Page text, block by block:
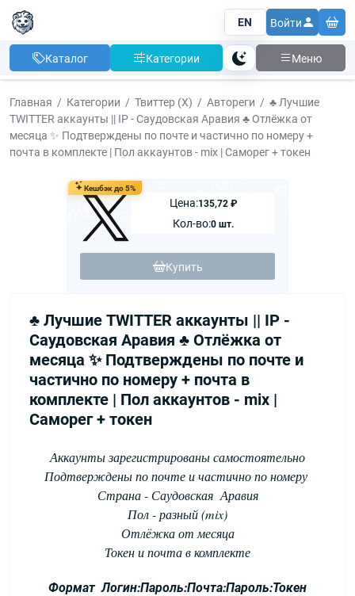
EN Войти
Каталог Категории Тема Меню
Главная Категории Твиттер (X) Автореги
♣️ Лучшие
TWITTER аккаунты || IP - Саудовская Аравия ♣️ Отлёжка от
месяца ✨ Подтверждены по почте и частично по номеру +
почта в комплекте | Пол аккаунтов - mix | Саморег + токен
Кешбэк до 5%
Цена:135,72 ₽
Кол-во:0 шт.
Купить
♣️ Лучшие TWITTER аккаунты || IP -
Саудовская Аравия ♣️ Отлёжка от
месяца ✨ Подтверждены по почте и
частично по номеру + почта в
комплекте | Пол аккаунтов - mix |
Саморег + токен
Аккаунты зарегистрированы самостоятельно
Подтверждены по почте и частично по номеру
Страна - Саудовская Аравия
Пол - разный (mix)
Отлёжка от месяца
Токен и почта в комплекте
Формат Логин:Пароль:Почта:Пароль:Токен